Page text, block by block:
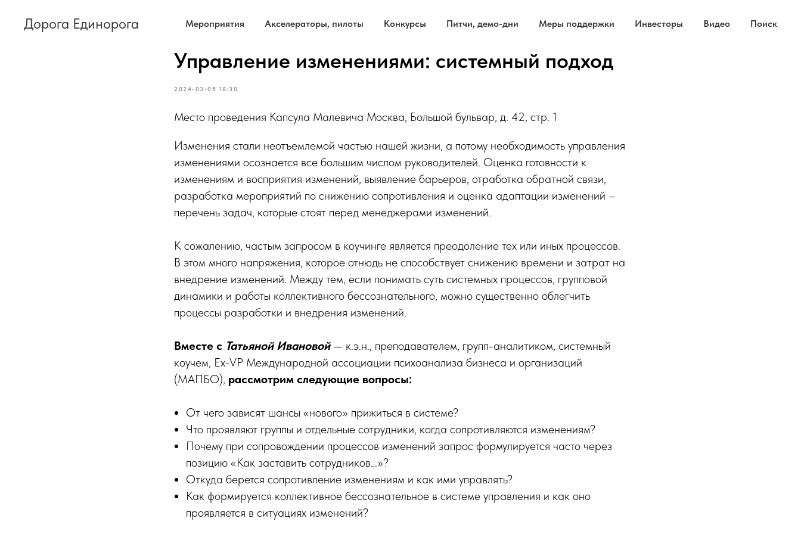
Дорога Единорога Мероприятия Акселераторы, пилоты Конкурсы Питчи, демо-дни Меры поддержки Инвесторы Видео Поиск
Управление изменениями: системный подход
2024-03-05 18:30
Место проведения Капсула Малевича Москва, Большой бульвар, д. 42, стр. 1
Изменения стали неотъемлемой частью нашей жизни, а потому необходимость управления
изменениями осознается все большим числом руководителей. Оценка готовности к
изменениям и восприятия изменений, выявление барьеров, отработка обратной связи,
разработка мероприятий по снижению сопротивления и оценка адаптации изменений –
перечень задач, которые стоят перед менеджерами изменений.
К сожалению, частым запросом в коучинге является преодоление тех или иных процессов.
В этом много напряжения, которое отнюдь не способствует снижению времени и затрат на
внедрение изменений. Между тем, если понимать суть системных процессов, групповой
динамики и работы коллективного бессознательного, можно существенно облегчить
процессы разработки и внедрения изменений.
Вместе с Татьяной Ивановой— к.э.н., преподавателем, групп-аналитиком, системный
коучем, Ex-VP Международной ассоциации психоанализа бизнеса и организаций
(МАПБО), рассмотрим следующие вопросы:
От чего зависят шансы «нового» прижиться в системе?
Что проявляют группы и отдельные сотрудники, когда сопротивляются изменениям?
Почему при сопровождении процессов изменений запрос формулируется часто через
позицию «Как заставить сотрудников…»?
Откуда берется сопротивление изменениям и как ими управлять?
Как формируется коллективное бессознательное в системе управления и как оно
проявляется в ситуациях изменений?